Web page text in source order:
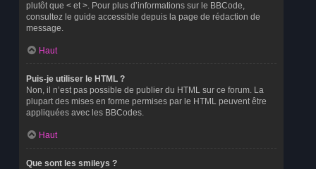
plutôt que < et >. Pour plus d’informations sur le BBCode,
consultez le guide accessible depuis la page de rédaction de
message.
Haut
Puis-je utiliser le HTML ?
Non, il n’est pas possible de publier du HTML sur ce forum. La
plupart des mises en forme permises par le HTML peuvent être
appliquées avec les BBCodes.
Haut
Que sont les smileys ?